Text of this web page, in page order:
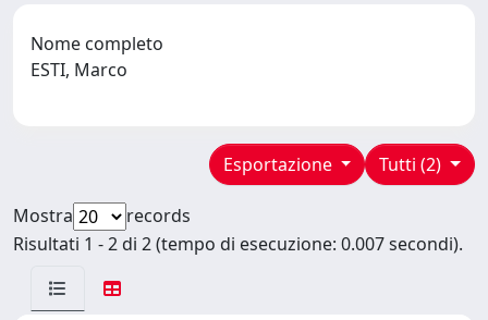
Nome completo
ESTI, Marco
Tutti (2)
Esportazione
Mostra
records
Risultati 1 - 2 di 2 (tempo di esecuzione: 0.007 secondi).